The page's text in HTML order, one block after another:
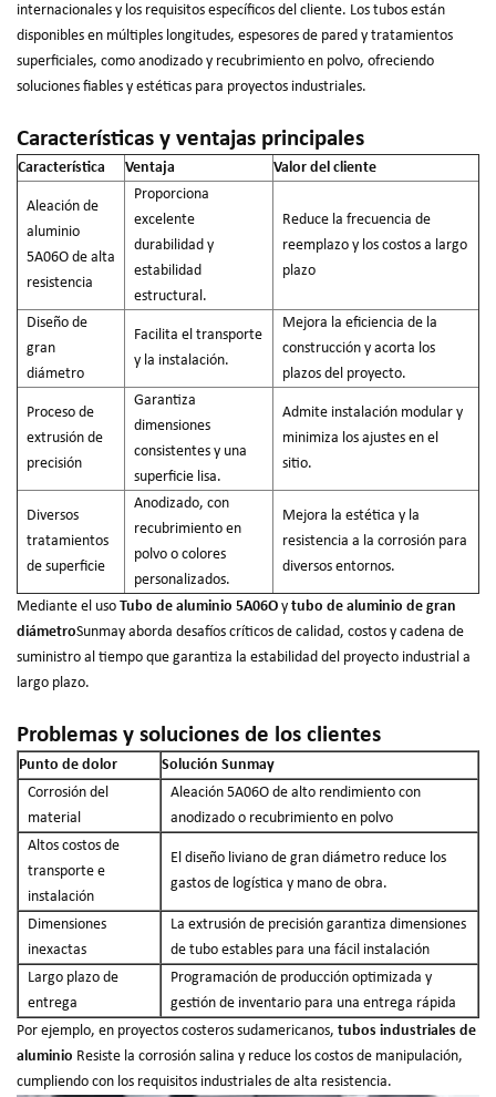
internacionales y los requisitos específicos del cliente. Los tubos están
disponibles en múltiples longitudes, espesores de pared y tratamientos
superficiales, como anodizado y recubrimiento en polvo, ofreciendo
soluciones fiables y estéticas para proyectos industriales.
Características y ventajas principales
Característica Ventaja Valor del cliente
Aleación de
aluminio
5A06O de alta
resistencia
Proporciona
excelente
durabilidad y
estabilidad
estructural.
Reduce la frecuencia de
reemplazo y los costos a largo
plazo
Diseño de
gran
diámetro
Facilita el transporte
y la instalación.
Mejora la eficiencia de la
construcción y acorta los
plazos del proyecto.
Proceso de
extrusión de
precisión
Garantiza
dimensiones
consistentes y una
superficie lisa.
Admite instalación modular y
minimiza los ajustes en el
sitio.
Diversos
tratamientos
de superficie
Anodizado, con
recubrimiento en
polvo o colores
personalizados.
Mejora la estética y la
resistencia a la corrosión para
diversos entornos.
Mediante el uso Tubo de aluminio 5A06O y tubo de aluminio de gran
diámetroSunmay aborda desafíos críticos de calidad, costos y cadena de
suministro al tiempo que garantiza la estabilidad del proyecto industrial a
largo plazo.
Problemas y soluciones de los clientes
Punto de dolor
Solución Sunmay
Corrosión del
material
Aleación 5A06O de alto rendimiento con
anodizado o recubrimiento en polvo
Altos costos de
transporte e
instalación
El diseño liviano de gran diámetro reduce los
gastos de logística y mano de obra.
Dimensiones
inexactas
La extrusión de precisión garantiza dimensiones
de tubo estables para una fácil instalación
Largo plazo de
entrega
Programación de producción optimizada y
gestión de inventario para una entrega rápida
Por ejemplo, en proyectos costeros sudamericanos, tubos industriales de
aluminio Resiste la corrosión salina y reduce los costos de manipulación,
cumpliendo con los requisitos industriales de alta resistencia.